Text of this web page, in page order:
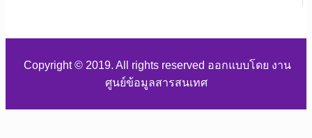
Copyright © 2019. All rights reserved ออกแบบโดย งาน
ศูนย์ข้อมูลสารสนเทศ